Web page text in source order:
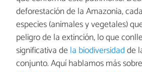
deforestación de la Amazonia,
especies (animales y vegetales)
peligro de la extinción, lo que
significativa de la biodiversidadde
conjunto. Aquí hablamos más